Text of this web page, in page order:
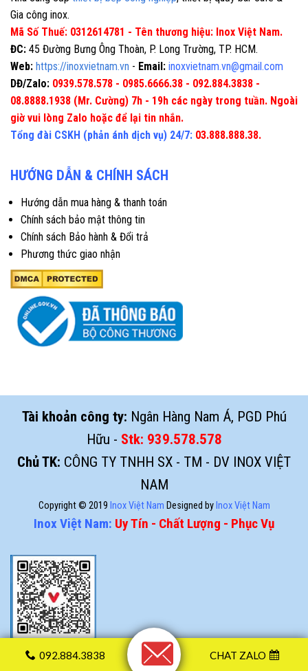
092.884.3838 CHAT ZALO
Gia công inox.
Mã Số Thuế: 0312614781 - Tên thương hiệu: Inox Việt Nam.
ĐC: 45 Đường Bưng Ông Thoàn, P. Long Trường, TP. HCM.
Web: https://inoxvietnam.vn - Email: inoxvietnam.vn@gmail.com
DĐ/Zalo: 0939.578.578 - 0985.6666.38 - 092.884.3838 -
08.8888.1938 (Mr. Cường) 7h - 19h các ngày trong tuần. Ngoài
giờ vui lòng Zalo hoặc để lại tin nhắn.
Tổng đài CSKH (phản ánh dịch vụ) 24/7: 03.888.888.38.
HƯỚNG DẪN & CHÍNH SÁCH
Hướng dẫn mua hàng & thanh toán
Chính sách bảo mật thông tin
Chính sách Bảo hành & Đổi trả
Phương thức giao nhận
Tài khoản công ty: Ngân Hàng Nam Á, PGD Phú
Hữu - Stk: 939.578.578
Chủ TK: CÔNG TY TNHH SX - TM - DV INOX VIỆT
NAM
Copyright © 2019 Inox Việt Nam Designed by Inox Việt Nam
Inox Việt Nam: Uy Tín - Chất Lượng - Phục Vụ